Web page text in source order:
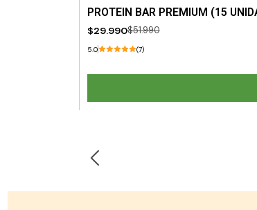
PROTEIN BAR PREMIUM (15
$29.990$51.990
5.0 (7)